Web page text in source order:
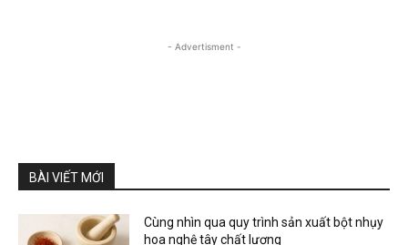
- Advertisment -
BÀI VIẾT MỚI
Cùng nhìn qua quy trình sản xuất bột nhụy
hoa nghệ tây chất lượng